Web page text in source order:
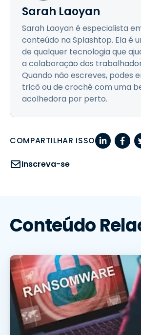
Sarah Laoyan
Sarah Laoyan é especialista
conteúdo na Splashtop. Ela é
de qualquer tecnologia que
a colaboração dos
Quando não escreves, podes
tricô ou de croché com uma
acolhedora por perto.
COMPARTILHAR ISSO
Inscreva-se
Conteúdo